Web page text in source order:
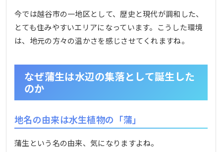
今では越谷市の一地区として、歴史と現代が調和した、
とても住みやすいエリアになっています。こうした環境
は、地元の方々の温かさを感じさせてくれますね。
なぜ蒲生は水辺の集落として誕生した
のか
地名の由来は水生植物の「蒲」
蒲生という名の由来、気になりますよね。